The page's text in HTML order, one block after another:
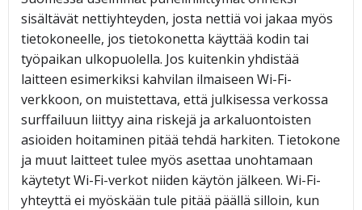
sisältävät nettiyhteyden, josta nettiä voi jakaa myös
tietokoneelle, jos tietokonetta käyttää kodin tai
työpaikan ulkopuolella. Jos kuitenkin yhdistää
laitteen esimerkiksi kahvilan ilmaiseen Wi-Fi-
verkkoon, on muistettava, että julkisessa verkossa
surffailuun liittyy aina riskejä ja arkaluontoisten
asioiden hoitaminen pitää tehdä harkiten. Tietokone
ja muut laitteet tulee myös asettaa unohtamaan
käytetyt Wi-Fi-verkot niiden käytön jälkeen. Wi-Fi-
yhteyttä ei myöskään tule pitää päällä silloin, kun